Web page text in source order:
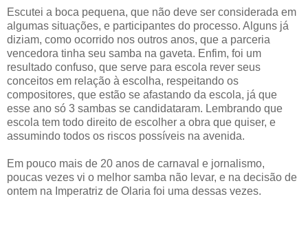
Escutei a boca pequena, que não deve ser considerada em
algumas situações, e participantes do processo. Alguns já
diziam, como ocorrido nos outros anos, que a parceria
vencedora tinha seu samba na gaveta. Enfim, foi um
resultado confuso, que serve para escola rever seus
conceitos em relação à escolha, respeitando os
compositores, que estão se afastando da escola, já que
esse ano só 3 sambas se candidataram. Lembrando que
escola tem todo direito de escolher a obra que quiser, e
assumindo todos os riscos possíveis na avenida.
Em pouco mais de 20 anos de carnaval e jornalismo,
poucas vezes vi o melhor samba não levar, e na decisão de
ontem na Imperatriz de Olaria foi uma dessas vezes.